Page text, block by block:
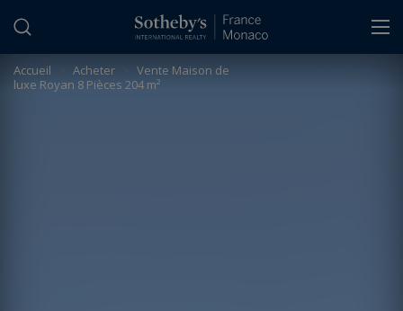
Accueil > Acheter > Vente Maison de
luxe Royan 8 Pièces 204 m²